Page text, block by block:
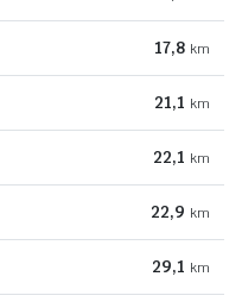
17,8 km
21,1 km
22,1 km
22,9 km
29,1 km